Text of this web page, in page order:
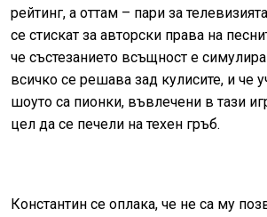
рейтинг, а оттам – пари за
се стискат за авторски права на
че състезанието всъщност е
всичко се решава зад кулисите, и че
шоуто са пионки, въвлечени в тази
цел да се печели на техен гръб.
Константин се оплака, че не са му